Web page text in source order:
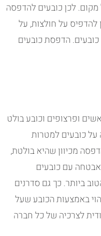
לכן כובעים להדפסה
על חולצות, על
הדפסת כובעים
ופרצופים וכובע בולט
כובעים למטרות
מכיוון שהיא בולטת,
עם כובעים
ביותר. כך גם סדרנים
באמצעות הכובע שעל
לצרכיה של כל חברה